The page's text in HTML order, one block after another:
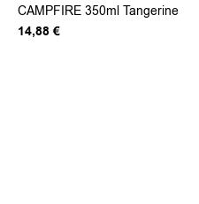
CAMPFIRE 350ml Tangerine
14,88 €